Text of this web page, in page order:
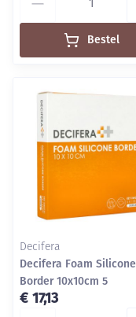
Bestel
Decifera
Decifera Foam Silicone
Border 10x10cm 5
€ 17,13